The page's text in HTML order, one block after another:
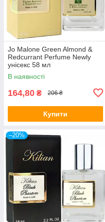
Jo Malone Green Almond &
Redcurrant Perfume Newly
унісекс 58 мл
В наявності
164,80 ₴ 206 ₴
Купити
–20%